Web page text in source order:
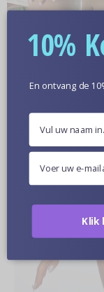
Meer
10%
En ontvang de
Klik